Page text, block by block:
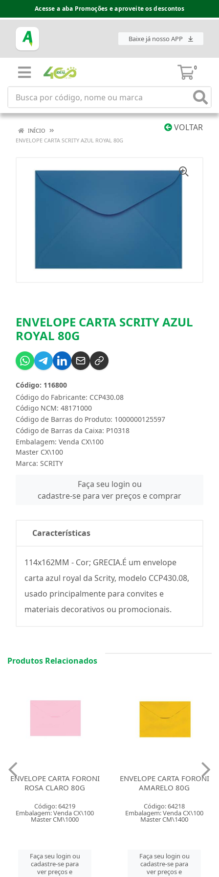
Acesse a aba Promoções e aproveite os descontos
Baixe já nosso APP
0
VOLTAR
INÍCIO
ENVELOPE CARTA SCRITY AZUL ROYAL 80G
ENVELOPE CARTA SCRITY AZUL
ROYAL 80G
Código do Fabricante: CCP430.08
Código: 116800
Código NCM: 48171000
Código de Barras do Produto: 1000000125597
Código de Barras da Caixa: P10318
Embalagem: Venda CX\100
Master CX\100
Marca: SCRITY
Faça seu login ou
cadastre-se para ver preços e comprar
Características
114x162MM - Cor; GRECIA.É um envelope
carta azul royal da Scrity, modelo CCP430.08,
usado principalmente para convites e
materiais decorativos ou promocionais.
Produtos Relacionados
FORONI
CX\100
ENVELOPE CARTA FORONI
AMARELO 80G
Embalagem: Venda CX\100
Master CM\1400
Faça seu login ou
cadastre-se para
ENVELOPE
Embalagem:
Master
Faça seu
cadastre-